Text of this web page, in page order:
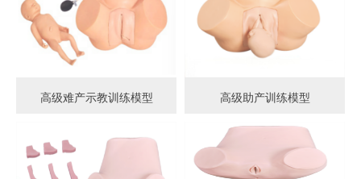
高级难产示教训练模型 高级助产训练模型